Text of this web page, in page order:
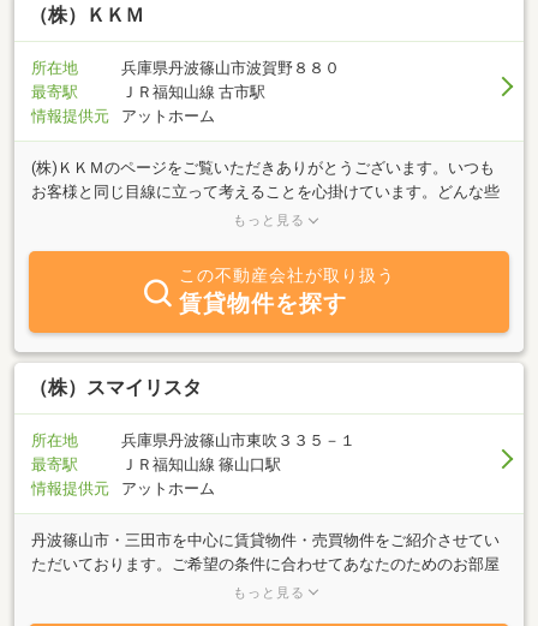
り ・農業就労希望者への耕作
地紹介及びフォロー ・ストップ・ザ・仮登記主義!!…農地取得につ
いてご相談下さい自ら（社長）の目の届く範囲でしか物件をご紹介
いたしません。 ・古民家鑑定士の目で 田舎暮らしをご提案いたし
ます。私、白髭良幸が「十人十色」の田舎暮らしを応援いたしま
（株）ＫＫＭ
所在地
兵庫県丹波篠山市波賀野８８０
最寄駅
ＪＲ福知山線 古市駅
情報提供元
アットホーム
(株)ＫＫＭのページをご覧いただきありがとうございます。いつも
お客様と同じ目線に立って考えることを心掛けています。どんな些
細なお悩み事でも一度お気軽にご相談下さい。お待ちしておりま
もっと見る
この不動産会社が取り扱う
賃貸物件を探す
（株）スマイリスタ
所在地
兵庫県丹波篠山市東吹３３５－１
最寄駅
ＪＲ福知山線 篠山口駅
情報提供元
アットホーム
丹波篠山市・三田市を中心に賃貸物件・売買物件をご紹介させてい
ただいております。ご希望の条件に合わせてあなたのためのお部屋
をお探しいたします。女性スタッフ中心に、安心、安全、親切をモ
もっと見る